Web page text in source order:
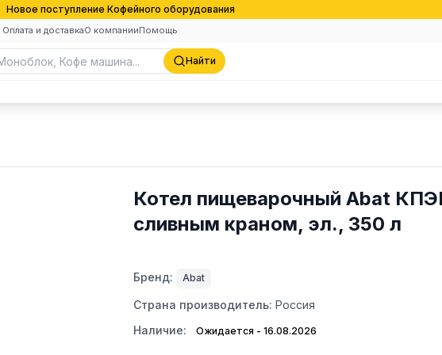
Новое поступление Кофейного оборудования
Оплата и доставкаО компанииПомощь
Найти
Котел пищеварочный Abat
сливным краном, эл., 350 л
Бренд: Abat
Страна производитель: Россия
Наличие:
Ожидается - 16.08.2026